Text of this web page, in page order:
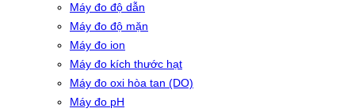
Máy đo độ dẫn
Máy đo độ mặn
Máy đo ion
Máy đo kích thước hạt
Máy đo oxi hòa tan (DO)
Máy đo pH